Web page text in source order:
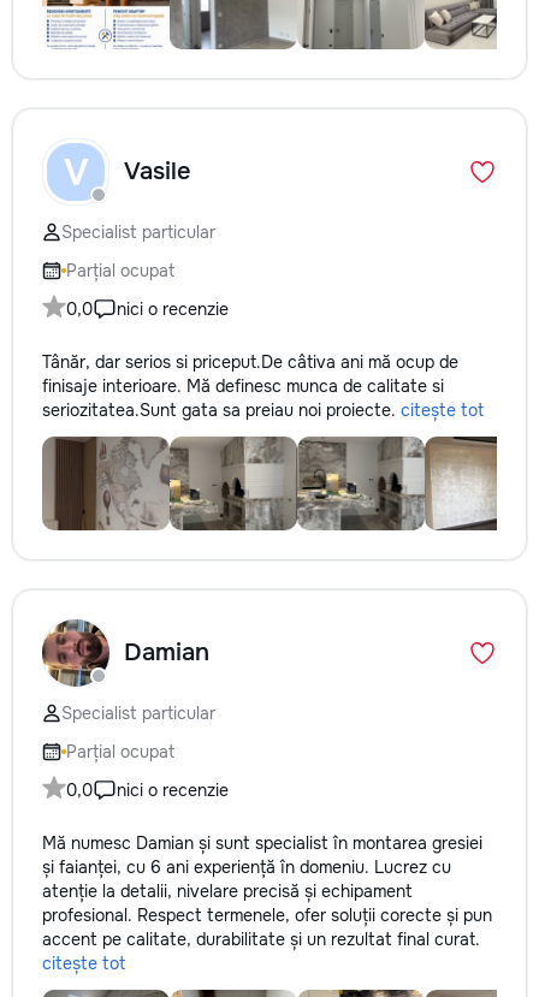
V Vasile
Specialist particular
Parțial ocupat
0,0
nici o recenzie
Tânăr, dar serios si priceput.De câtiva ani mă ocup de
finisaje interioare. Mă definesc munca de calitate si
seriozitatea.Sunt gata sa preiau noi proiecte. citește tot
Damian
Specialist particular
Parțial ocupat
0,0
nici o recenzie
Mă numesc Damian și sunt specialist în montarea gresiei
și faianței, cu 6 ani experiență în domeniu. Lucrez cu
atenție la detalii, nivelare precisă și echipament
profesional. Respect termenele, ofer soluții corecte și pun
accent pe calitate, durabilitate și un rezultat final curat.
citește tot